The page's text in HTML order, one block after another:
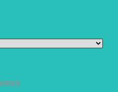
年8月